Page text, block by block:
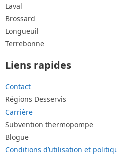
Laval
Brossard
Longueuil
Terrebonne
Liens rapides
Contact
Régions Desservis
Carrière
Subvention thermopompe
Blogue
Conditions d’utilisation et